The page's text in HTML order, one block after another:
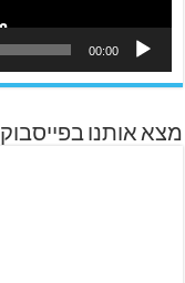
00:00
מצא אותנו בפייסבוק